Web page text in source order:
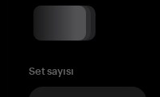
Set sayısı